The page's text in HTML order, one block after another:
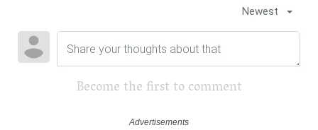
Newest
Become the first to comment